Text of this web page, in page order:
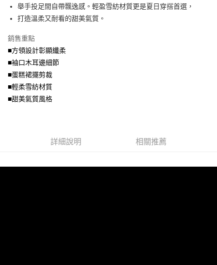
法說明評估內容。
【繳款方式說明】
醒簡訊。
帳／街口支付／iPASS MONEY」等通路繳費。
【注意事項】
1.本服務係由「台灣大哥大股份有限公司」（以下簡稱本公司）所提供，讓
用戶於交易時，得透過本服務購買商品或服務，並由商店將買賣／分期付款
買賣價金債權讓與本公司後，依約使用本公司帳單繳交帳款。
２．便利：只要手機號碼，簡訊認證，即可結帳。
３．安心：先確認商品／服務後，再付款。
１．於結帳方式選擇「AFTEE先享後付」後，將跳轉至「AFTEE先享後付」
結帳頁面，進行簡訊認證並確認金額後，即可完成結帳。
３．收到繳費通知簡訊後14天內，點擊此簡訊中的連結，可透過四大超商／
ATM／網路銀行／等多元方式進行付款，方視為交易完成。
※ 請注意：結帳手續完成當下不需立刻繳費，但若您需要取消訂單，請聯絡
購買商品的店家。未經商家同意取消之訂單仍視為有效，需透過AFTEE先享
後付繳納相關費用。
全家取貨付款
付款後全家取貨
每筆NT$70，滿NT$699(含以上)免運費
7-11取貨付款
每筆NT$70，滿NT$799(含以上)免運費
舉手投足間自帶飄逸感。輕盈雪紡材質更是夏日穿搭首選，
打造溫柔又耐看的甜美氣質。
銷售重點
■方領設計彰顯纖柔
■袖口木耳邊細節
■蛋糕裙擺剪裁
■輕柔雪紡材質
■甜美氣質風格
詳細說明 相關推薦